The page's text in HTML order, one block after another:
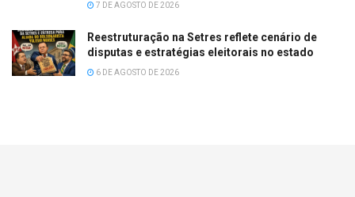
7 DE AGOSTO DE 2026
Reestruturação na Setres reflete cenário de
disputas e estratégias eleitorais no estado
6 DE AGOSTO DE 2026